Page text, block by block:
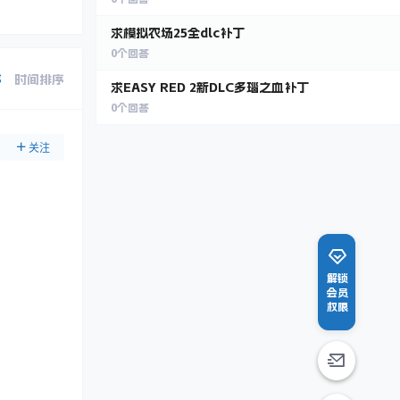
时间排序
关注
求模拟农场25全dlc补丁
0个回答
求EASY RED 2新DLC多瑙之血补丁
0个回答
解锁
会员
权限